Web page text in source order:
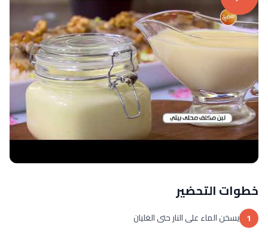
خطوات التحضير
1 يسخن الماء على النار حتى الغليان